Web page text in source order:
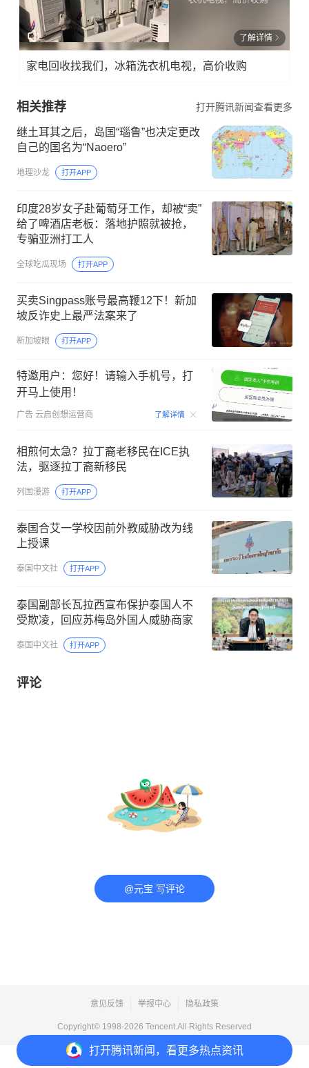
打开腾讯新闻，看更多热点资讯
了解详情
家电回收找我们，冰箱洗衣机电视，高价收购
相关推荐 打开腾讯新闻查看更多
继土耳其之后，岛国“瑙鲁”也决定更改
自己的国名为“Naoero”
地理沙龙 打开APP
印度28岁女子赴葡萄牙工作，却被“卖”
给了啤酒店老板：落地护照就被抢，
专骗亚洲打工人
全球吃瓜现场 打开APP
买卖Singpass账号最高鞭12下！新加
坡反诈史上最严法案来了
新加坡眼 打开APP
特邀用户：您好！请输入手机号，打
开马上使用！
广告 云启创想运营商 了解详情 00:15
相煎何太急？拉丁裔老移民在ICE执
法，驱逐拉丁裔新移民
列国漫游 打开APP
泰国合艾一学校因前外教威胁改为线
上授课
泰国中文社 打开APP
泰国副部长瓦拉西宣布保护泰国人不
受欺凌，回应苏梅岛外国人威胁商家
泰国中文社 打开APP
评论
@元宝 写评论
意见反馈 举报中心 隐私政策
Copyright© 1998-2026 Tencent.All Rights Reserved